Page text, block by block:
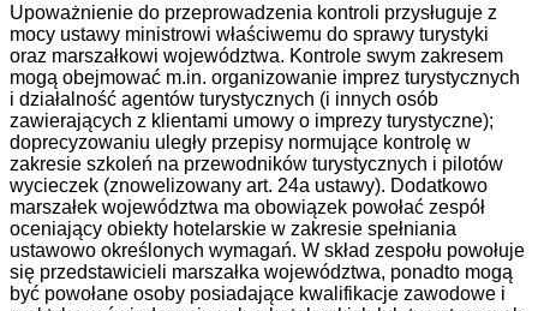
Upoważnienie do przeprowadzenia kontroli przysługuje z
mocy ustawy ministrowi właściwemu do sprawy turystyki
oraz marszałkowi województwa. Kontrole swym zakresem
mogą obejmować m.in. organizowanie imprez turystycznych
i działalność agentów turystycznych (i innych osób
zawierających z klientami umowy o imprezy turystyczne);
doprecyzowaniu uległy przepisy normujące kontrolę w
zakresie szkoleń na przewodników turystycznych i pilotów
wycieczek (znowelizowany art. 24a ustawy). Dodatkowo
marszałek województwa ma obowiązek powołać zespół
oceniający obiekty hotelarskie w zakresie spełniania
ustawowo określonych wymagań. W skład zespołu powołuje
się przedstawicieli marszałka województwa, ponadto mogą
być powołane osoby posiadające kwalifikacje zawodowe i